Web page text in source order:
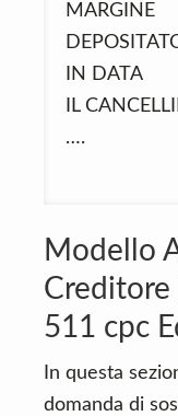
MARGINE
IN DATA
IL
….
Modello
Creditore
511 cpc
In questa
domanda di